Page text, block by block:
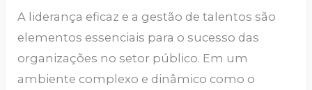
A liderança eficaz e a gestão de talentos são
elementos essenciais para o sucesso das
organizações no setor público. Em um
ambiente complexo e dinâmico como o